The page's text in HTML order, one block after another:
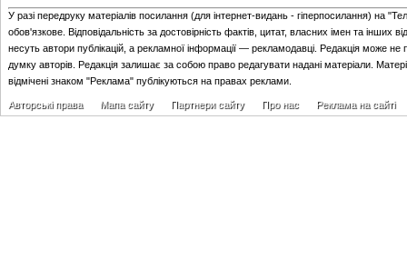
У разі передруку матеріалів посилання (для iнтернет-видань - гiперпосилання) на
обов'язкове. Відповідальність за достовірність фактів, цитат, власних імен та інших
несуть автори публікацій, а рекламної інформації — рекламодавці. Редакція може не
думку авторів. Редакція залишає за собою право редагувати надані матеріали.
відмічені знаком "Реклама" публікуються на правах реклами.
Авторські права Мапа сайту Партнери сайту Про нас Реклама на сайті